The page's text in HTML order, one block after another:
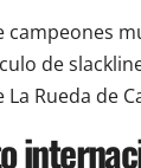
campeones
de
La Rueda de